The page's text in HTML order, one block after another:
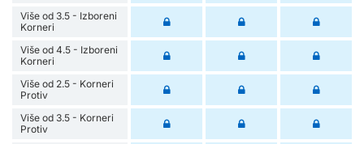
Više od 3.5 - Izboreni
Korneri
Više od 4.5 - Izboreni
Korneri
Više od 2.5 - Korneri
Protiv
Više od 3.5 - Korneri
Protiv